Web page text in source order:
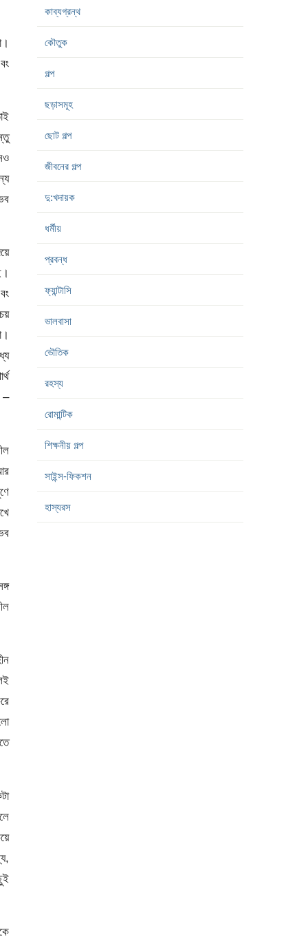
–
কাব্যগ্রন্থ
কৌতুক
গল্প
ছড়াসমূহ
ছোট গল্প
জীবনের গল্প
দু:খদায়ক
ধর্মীয়
প্রবন্ধ
ফ্যান্টাসি
ভালবাসা
ভৌতিক
রহস্য
রোমান্টিক
শিক্ষনীয় গল্প
সাইন্স-ফিকশন
হাস্যরস